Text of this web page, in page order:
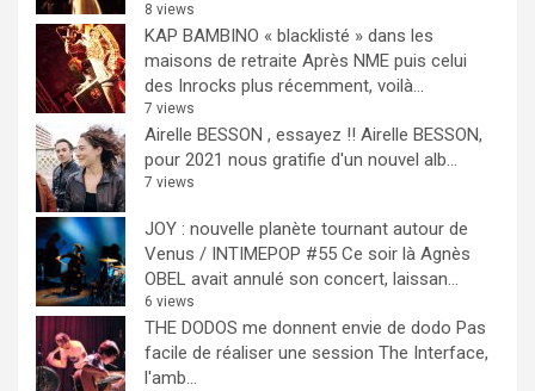
8 views
KAP BAMBINO « blacklisté » dans les
maisons de retraite Après NME puis celui
des Inrocks plus récemment, voilà...
7 views
Airelle BESSON , essayez !! Airelle BESSON,
pour 2021 nous gratifie d'un nouvel alb...
7 views
JOY : nouvelle planète tournant autour de
Venus / INTIMEPOP #55 Ce soir là Agnès
OBEL avait annulé son concert, laissan...
6 views
THE DODOS me donnent envie de dodo Pas
facile de réaliser une session The Interface,
l'amb...